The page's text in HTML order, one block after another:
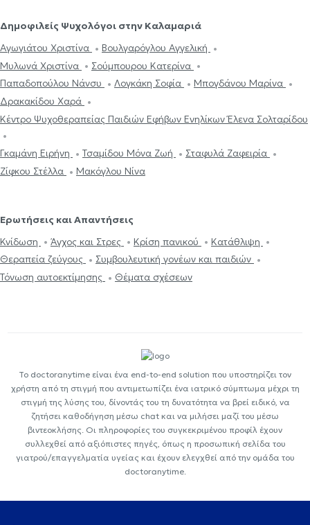
Δημοφιλείς Ψυχολόγοι στην Καλαμαριά
Αγωγιάτου Χριστίνα
Βουλγαρόγλου Αγγελική
Μυλωνά Χριστίνα
Σούμπουρου Κατερίνα
Παπαδοπούλου Νάνσυ
Λογκάκη Σοφία
Μπογδάνου Μαρίνα
Δρακακίδου Χαρά
Κέντρο Ψυχοθεραπείας Παιδιών Εφήβων Ενηλίκων Έλενα Σολταρίδου
Γκαμάνη Ειρήνη Τσαμίδου Μόνα Ζωή
Σταφυλά Ζαφειρία
Ζίφκου Στέλλα
Μακόγλου Νίνα
Ερωτήσεις και Απαντήσεις
Κνίδωση
Άγχος και Στρες Κρίση πανικού
Κατάθλιψη
Θεραπεία ζεύγους
Συμβουλευτική γονέων και παιδιών
Τόνωση αυτοεκτίμησης
Θέματα σχέσεων
Το doctoranytime είναι ένα end-to-end solution που υποστηρίζει τον
χρήστη από τη στιγμή που αντιμετωπίζει ένα ιατρικό σύμπτωμα μέχρι τη
στιγμή της λύσης του, δίνοντάς του τη δυνατότητα να βρεί ειδικό, να
ζητήσει καθοδήγηση μέσω chat και να μιλήσει μαζί του μέσω
βιντεοκλήσης. Οι πληροφορίες του συγκεκριμένου προφίλ έχουν
συλλεχθεί από αξιόπιστες πηγές, όπως η προσωπική σελίδα του
γιατρού/επαγγελματία υγείας και έχουν ελεγχθεί από την ομάδα του
doctoranytime.